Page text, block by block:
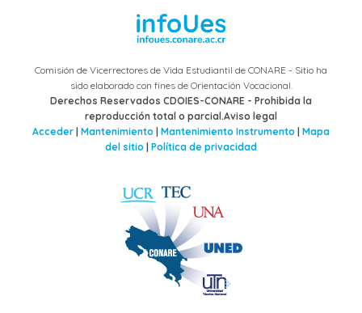
Comisión de Vicerrectores de Vida Estudiantil de CONARE - Sitio ha
sido elaborado con fines de Orientación Vocacional.
Derechos Reservados CDOIES-CONARE - Prohibida la
reproducción total o parcial.Aviso legal
Acceder Mantenimiento Mantenimiento Instrumento Mapa
del sitio Política de privacidad